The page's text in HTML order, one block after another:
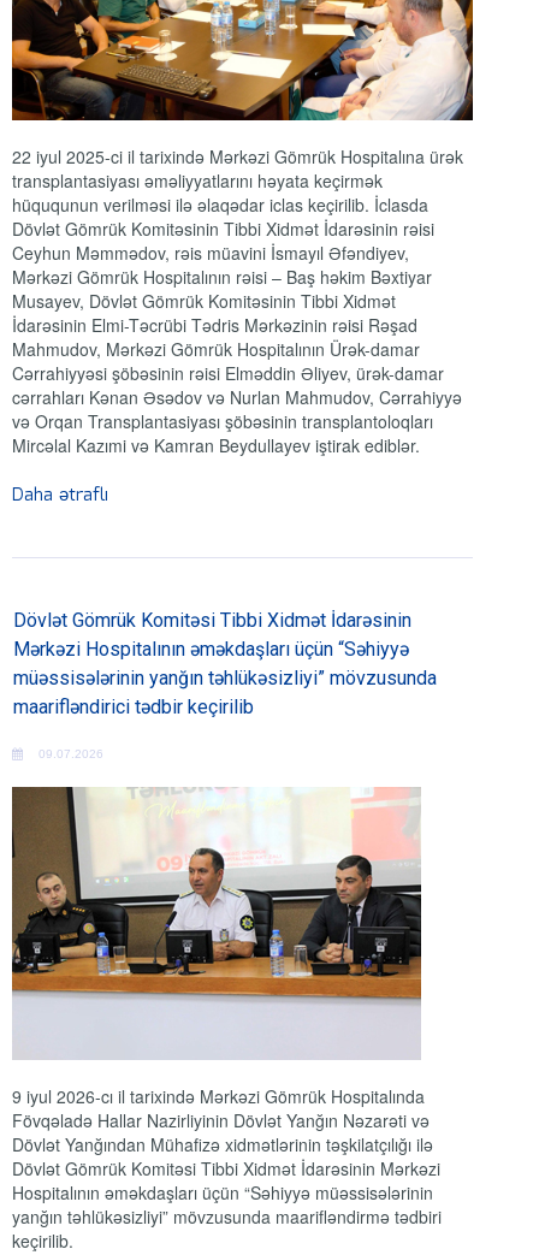
22 iyul 2025-ci il tarixində Mərkəzi Gömrük Hospitalına ürək
transplantasiyası əməliyyatlarını həyata keçirmək
hüququnun verilməsi ilə əlaqədar iclas keçirilib. İclasda
Dövlət Gömrük Komitəsinin Tibbi Xidmət İdarəsinin rəisi
Ceyhun Məmmədov, rəis müavini İsmayıl Əfəndiyev,
Mərkəzi Gömrük Hospitalının rəisi – Baş həkim Bəxtiyar
Musayev, Dövlət Gömrük Komitəsinin Tibbi Xidmət
İdarəsinin Elmi-Təcrübi Tədris Mərkəzinin rəisi Rəşad
Mahmudov, Mərkəzi Gömrük Hospitalının Ürək-damar
Cərrahiyyəsi şöbəsinin rəisi Elməddin Əliyev, ürək-damar
cərrahları Kənan Əsədov və Nurlan Mahmudov, Cərrahiyyə
və Orqan Transplantasiyası şöbəsinin transplantoloqları
Mircəlal Kazımi və Kamran Beydullayev iştirak ediblər.
Daha ətraflı
Dövlət Gömrük Komitəsi Tibbi Xidmət İdarəsinin
Mərkəzi Hospitalının əməkdaşları üçün “Səhiyyə
müəssisələrinin yanğın təhlükəsizliyi” mövzusunda
maarifləndirici tədbir keçirilib
09.07.2026
9 iyul 2026-cı il tarixində Mərkəzi Gömrük Hospitalında
Fövqəladə Hallar Nazirliyinin Dövlət Yanğın Nəzarəti və
Dövlət Yanğından Mühafizə xidmətlərinin təşkilatçılığı ilə
Dövlət Gömrük Komitəsi Tibbi Xidmət İdarəsinin Mərkəzi
Hospitalının əməkdaşları üçün “Səhiyyə müəssisələrinin
yanğın təhlükəsizliyi” mövzusunda maarifləndirmə tədbiri
keçirilib.